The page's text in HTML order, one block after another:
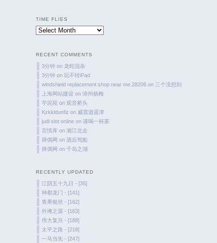
TIME FLIES
Time
RECENT COMMENTS
3分钟 on 龙蛇混杂
3分钟 on玩不转iPad
windshield replacement shop near me 28206 on 三个没想到
上海网站建设 on漳州杨梅
芋泥苑 on 观音桥头
Kzkkldunfiz on 威震逍遥津
judi slot online on请喝一杯茶
言情库 on湘江北去
择偶网 on酒后驾船
择偶网 on千岛之湖
RECENTLY UPDATED
江阴五十九日 - [35]
神都龙门 - [141]
青果银丝 - [162]
外滩之源 - [163]
伟大复兴 - [188]
太平之路 - [218]
一马当先 - [247]